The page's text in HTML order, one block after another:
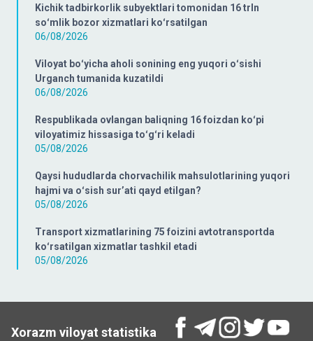
Kichik tadbirkorlik subyektlari tomonidan 16 trln
soʻmlik bozor xizmatlari koʻrsatilgan
06/08/2026
Viloyat boʻyicha aholi sonining eng yuqori oʻsishi
Urganch tumanida kuzatildi
06/08/2026
Respublikada ovlangan baliqning 16 foizdan koʻpi
viloyatimiz hissasiga toʻgʻri keladi
05/08/2026
Qaysi hududlarda chorvachilik mahsulotlarining yuqori
hajmi va oʻsish surʼati qayd etilgan?
05/08/2026
Transport xizmatlarining 75 foizini avtotransportda
koʻrsatilgan xizmatlar tashkil etadi
05/08/2026
Xorazm viloyat statistika